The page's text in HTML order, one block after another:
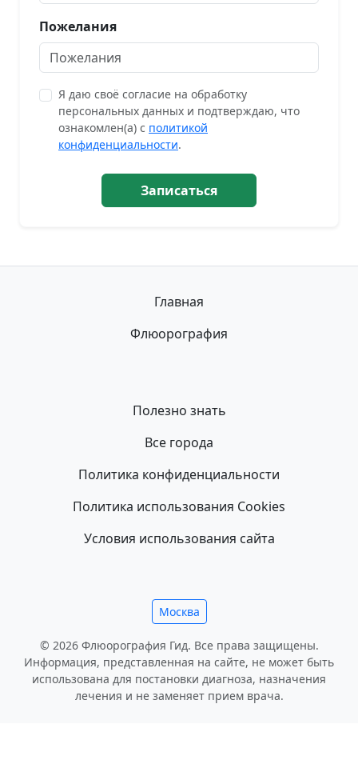
Пожелания
Я даю своё согласие на обработку
персональных данных и подтверждаю, что
ознакомлен(а) с политикой
конфиденциальности.
Записаться
Главная
Флюорография
Полезно знать
Все города
Политика конфиденциальности
Политика использования Cookies
Условия использования сайта
Москва
© 2026 Флюорография Гид. Все права защищены.
Информация, представленная на сайте, не может быть
использована для постановки диагноза, назначения
лечения и не заменяет прием врача.